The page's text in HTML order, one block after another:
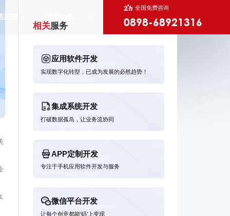
案例
全国免费咨询
0898-68921316
相关服务
应用软件开发
实现数字化转型，已成为发展的必然趋势！
集成系统开发
打破数据孤岛，让业务流协同
APP定制开发
专注于手机应用软件开发与服务
微信平台开发
让每个创意都能‘码’上变现